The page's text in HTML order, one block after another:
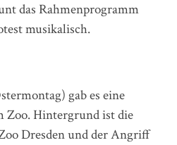
das Rahmenprogramm
musikalisch.
gab es eine
Zoo. Hintergrund ist die
Dresden und der Angriff